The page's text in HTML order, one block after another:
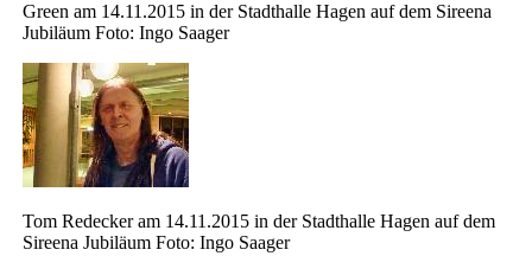
Green am 14.11.2015 in der Stadthalle Hagen auf dem Sireena
Jubiläum Foto: Ingo Saager
Tom Redecker am 14.11.2015 in der Stadthalle Hagen auf dem
Sireena Jubiläum Foto: Ingo Saager